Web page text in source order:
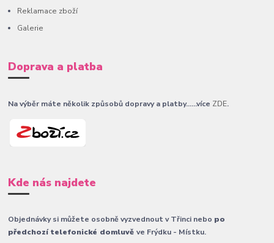
Reklamace zboží
Galerie
Doprava a platba
Na výběr máte několik způsobů dopravy a platby......více ZDE.
Kde nás najdete
Objednávky si můžete osobně vyzvednout v Třinci nebo po
předchozí telefonické domluvěve Frýdku - Místku.